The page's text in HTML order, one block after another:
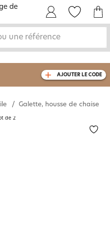
une référence
AJOUTER LE CODE
Galette, housse de chaise